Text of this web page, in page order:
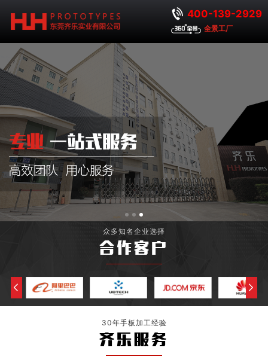
400-139-2929
全景工厂
众多知名企业选择
合作客户
30年手板加工经验
齐乐服务